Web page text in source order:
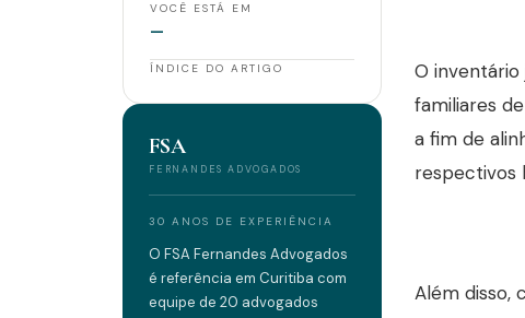
VOCÊ ESTÁ EM
—
ÍNDICE DO ARTIGO
FSA
FERNANDES ADVOGADOS
30 ANOS DE EXPERIÊNCIA
O FSA Fernandes Advogados
é referência em Curitiba com
equipe de 20 advogados
O
familiares
a fim de
respectivos
Além disso,